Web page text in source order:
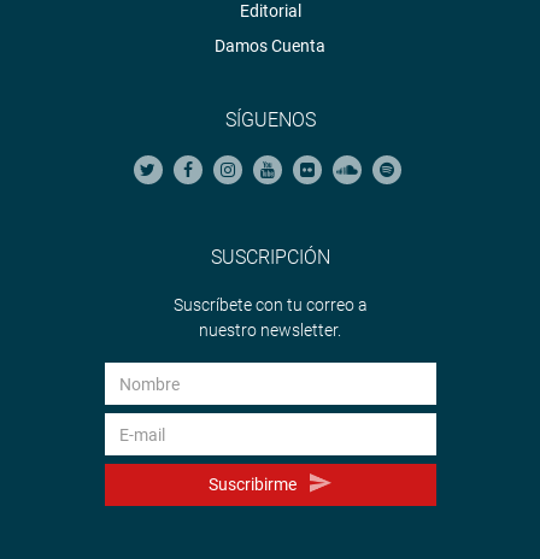
Editorial
Damos Cuenta
SÍGUENOS
SUSCRIPCIÓN
Suscríbete con tu correo a
nuestro newsletter.
Suscribirme